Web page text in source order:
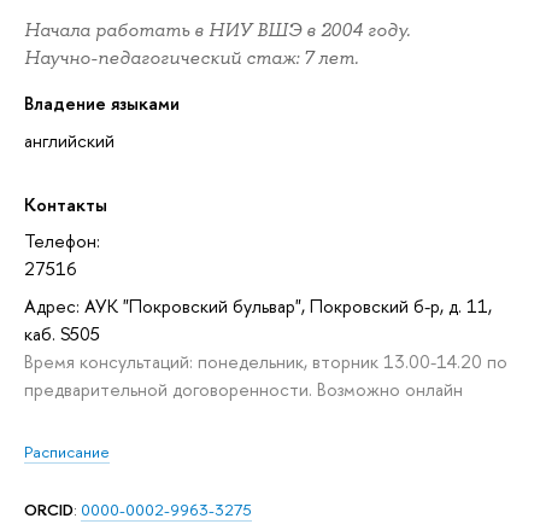
Начала работать в НИУ ВШЭ в 2004 году.
Научно-педагогический стаж: 7 лет.
Владение языками
английский
Контакты
Телефон:
27516
Адрес: АУК "Покровский бульвар", Покровский б-р, д. 11,
каб. S505
Время консультаций: понедельник, вторник 13.00-14.20 по
предварительной договоренности. Возможно онлайн
Расписание
ORCID: 0000-0002-9963-3275